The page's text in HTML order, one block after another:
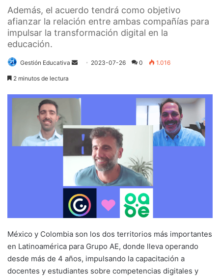
Además, el acuerdo tendrá como objetivo
afianzar la relación entre ambas compañías para
impulsar la transformación digital en la
educación.
Gestión Educativa
Send 2023-07-26 0 1.016
2 minutos de lectura
México y Colombia son los dos territorios más importantes
en Latinoamérica para Grupo AE, donde lleva operando
desde más de 4 años, impulsando la capacitación a
docentes y estudiantes sobre competencias digitales y